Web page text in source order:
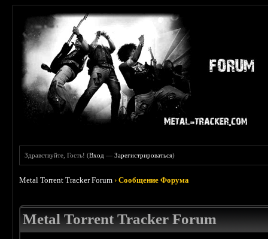
Здравствуйте, Гость! (Вход —Зарегистрироваться)
Metal Torrent Tracker Forum ›Сообщение Форума
Metal Torrent Tracker Forum